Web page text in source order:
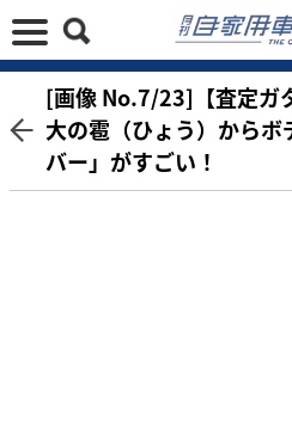
[画像 No.7/23]【査定ガ
大の雹（ひょう）から
バー」がすごい！